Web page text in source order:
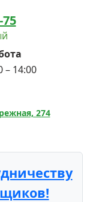
– 14:00
274